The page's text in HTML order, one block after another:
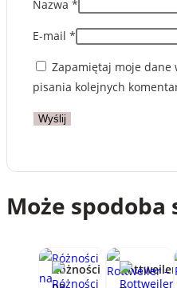
Nazwa *
E-mail *
Zapamiętaj moje dane
pisania kolejnych
Może
Różności
Rottweiler